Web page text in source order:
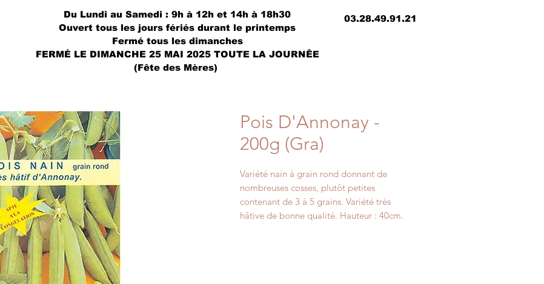
Du Lundi au Samedi : 9h à 12h et 14h à 18h30
Ouvert tous les jours fériés durant le printemps
Fermé tous les dimanches
FERMÉ LE DIMANCHE 25 MAI 2025 TOUTE LA JOURNÊE
(Fête des Mères)
03.28.49.91.21
Pois D'Annonay -
200g (Gra)
Variété nain à grain rond donnant de
nombreuses cosses, plutôt petites
contenant de 3 à 5 grains. Variété très
hâtive de bonne qualité. Hauteur : 40cm.